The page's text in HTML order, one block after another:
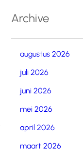
Archive
augustus 2026
juli 2026
juni 2026
mei 2026
april 2026
maart 2026